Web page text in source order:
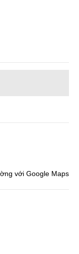
với Google Maps